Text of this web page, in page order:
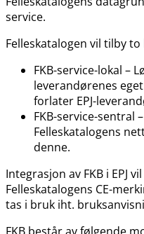
service.
Felleskatalogen vil tilby
FKB-service-lokal –
leverandørenes
forlater EPJ-
FKB-service-sentral
Felleskatalogens
denne.
Integrasjon av FKB i EPJ
Felleskatalogens CE-
tas i bruk iht.